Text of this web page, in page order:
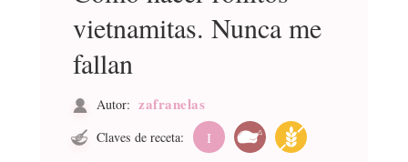
vietnamitas. Nunca me
fallan
Autor: zafranelas
Claves de receta: I